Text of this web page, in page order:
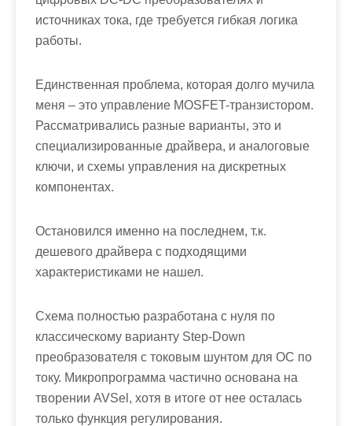
источниках тока, где требуется гибкая логика
работы.
Единственная проблема, которая долго мучила
меня – это управление MOSFET-транзистором.
Рассматривались разные варианты, это и
специализированные драйвера, и аналоговые
ключи, и схемы управления на дискретных
компонентах.
Остановился именно на последнем, т.к.
дешевого драйвера с подходящими
характеристиками не нашел.
Схема полностью разработана с нуля по
классическому варианту Step-Down
преобразователя с токовым шунтом для ОС по
току. Микропрограмма частично основана на
творении AVSel, хотя в итоге от нее осталась
только функция регулирования.